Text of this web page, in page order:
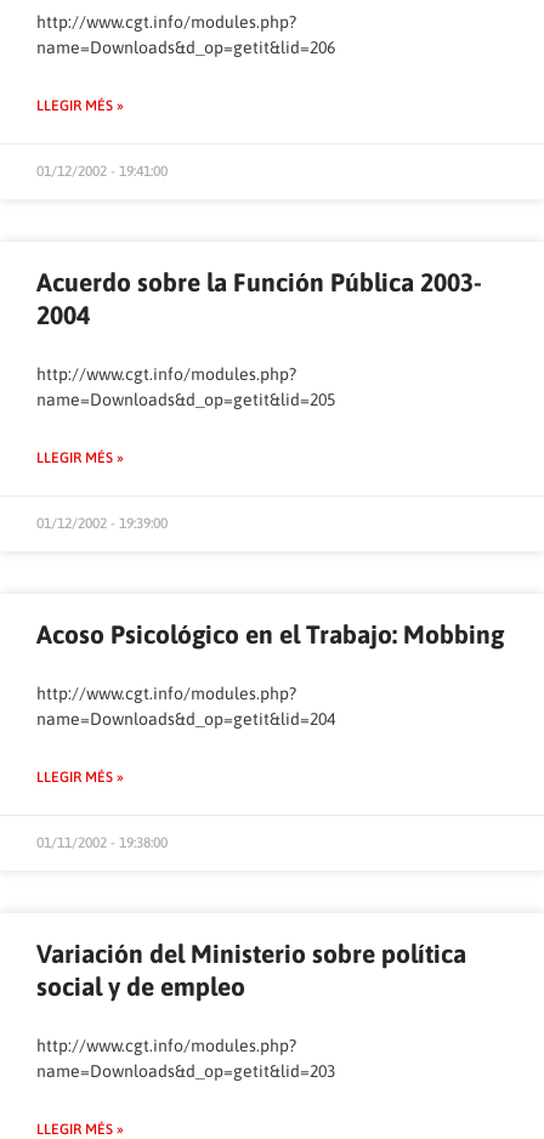
http://www.cgt.info/modules.php?
name=Downloads&d_op=getit&lid=206
LLEGIR MÉS »
01/12/2002 - 19:41:00
Acuerdo sobre la Función Pública 2003-
2004
http://www.cgt.info/modules.php?
name=Downloads&d_op=getit&lid=205
LLEGIR MÉS »
01/12/2002 - 19:39:00
Acoso Psicológico en el Trabajo: Mobbing
http://www.cgt.info/modules.php?
name=Downloads&d_op=getit&lid=204
LLEGIR MÉS »
01/11/2002 - 19:38:00
Variación del Ministerio sobre política
social y de empleo
http://www.cgt.info/modules.php?
name=Downloads&d_op=getit&lid=203
LLEGIR MÉS »